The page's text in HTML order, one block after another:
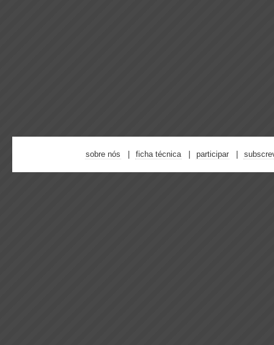
sobre nós ficha técnica participar